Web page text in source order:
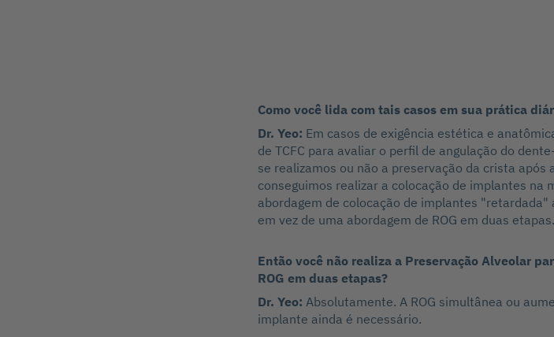
Como você lida com tais casos em sua prática
Dr. Yeo: Em casos de exigência estética e
de TCFC para avaliar o perfil de angulação do
se realizamos ou não a preservação da crista após
conseguimos realizar a colocação de implantes na
abordagem de colocação de implantes "retardada"
em vez de uma abordagem de ROG em duas etapas.
Então você não realiza a Preservação Alveolar
ROG em duas etapas?
Dr. Yeo: Absolutamente. A ROG simultânea ou
implante ainda é necessário.